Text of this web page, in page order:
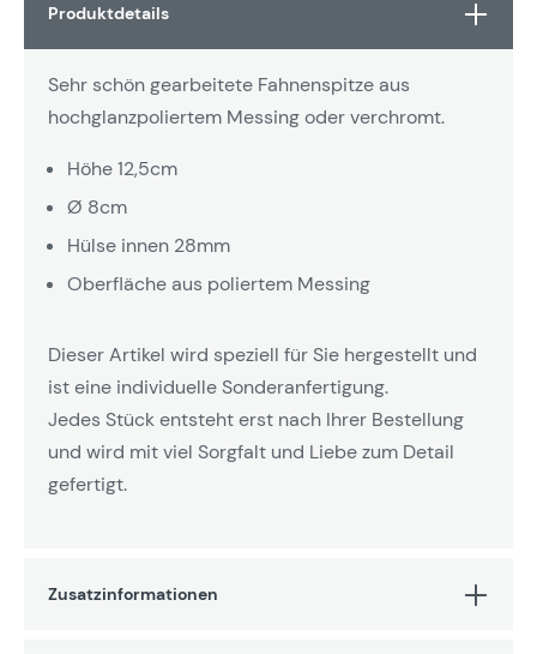
Produktdetails
Sehr schön gearbeitete Fahnenspitze aus
hochglanzpoliertem Messing oder verchromt.
Höhe 12,5cm
Ø 8cm
Hülse innen 28mm
Oberfläche aus poliertem Messing
Dieser Artikel wird speziell für Sie hergestellt und
ist eine individuelle Sonderanfertigung.
Jedes Stück entsteht erst nach Ihrer Bestellung
und wird mit viel Sorgfalt und Liebe zum Detail
gefertigt.
Zusatzinformationen